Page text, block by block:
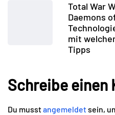
Total War
Daemons
mit
Tipps
Schreibe einen
Du musstangemeldetsein,